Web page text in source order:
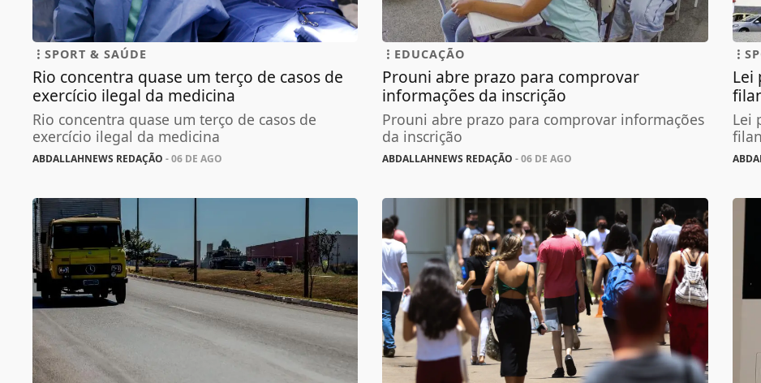
SPORT & SAÚDE
Rio concentra quase um terço de casos de
exercício ilegal da medicina
Rio concentra quase um terço de casos de
exercício ilegal da medicina
ABDALLAHNEWS REDAÇÃO - 06 DE AGO
EDUCAÇÃO
Prouni abre prazo para comprovar
informações da inscrição
Prouni abre prazo para comprovar informações
da inscrição
ABDALLAHNEWS REDAÇÃO - 06 DE AGO
Lei
Lei